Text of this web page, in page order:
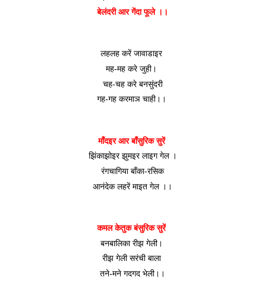
बेलंदरी आर गेंदा फूले ।।
लहलह करें जावाडाइर
मह-मह करे जुही।
चह-चह करे बनसुंदरी
गह-गह करमाञ चाही।।
माँदइर आर बाँसुरिक सुरें
झिंकाझोइर झुमइर लाइग गेल ।
रंगचागिया बाँका-रसिक
आनंदेक लहरें माइत गेल ।।
कमल केतुक बंसुरिक सुरें
बनबालिका रीझ गेली।
रीझ गेली सरंची बाला
तने-मने गदगद भेली।।